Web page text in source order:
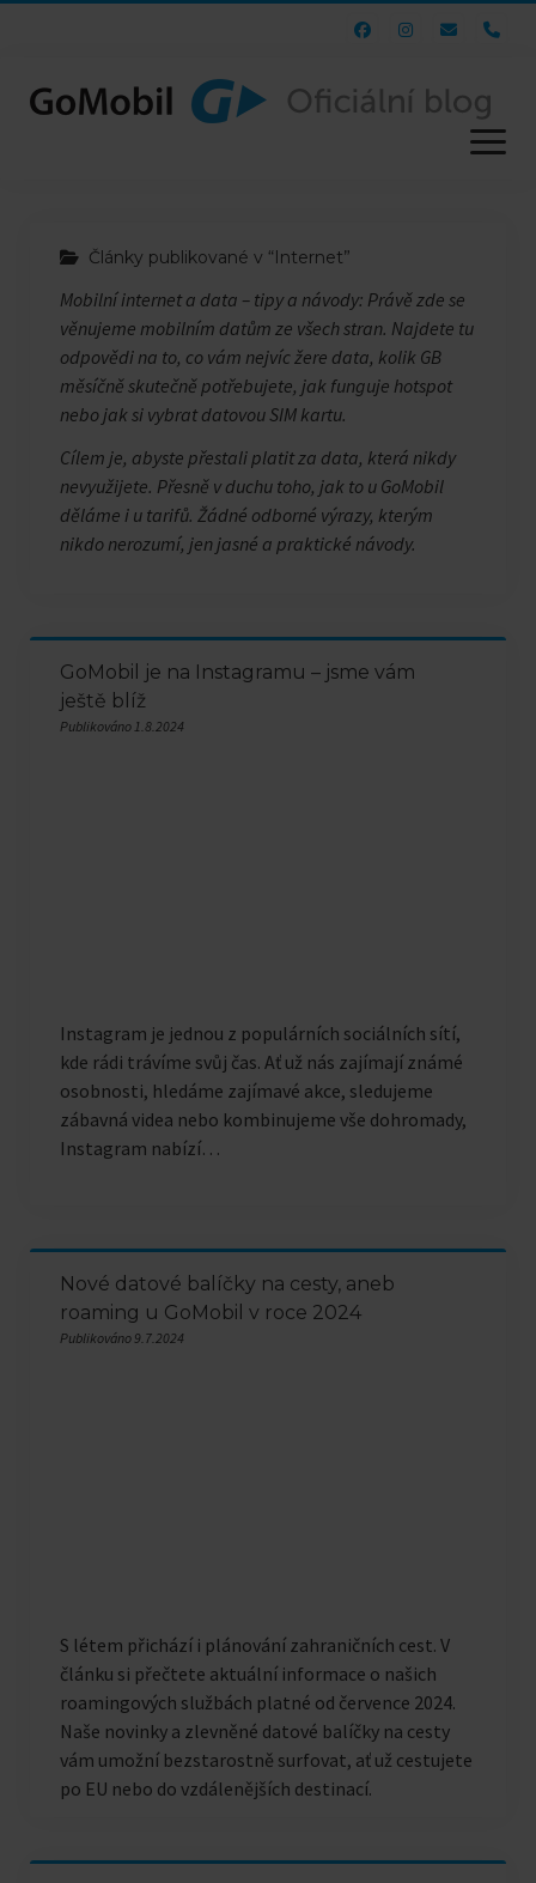
otevřít
menu
web
Články publikované v “Internet”
Mobilní internet a data – tipy a návody: Právě zde se
věnujeme mobilním datům ze všech stran. Najdete tu
odpovědi na to, co vám nejvíc žere data, kolik GB
měsíčně skutečně potřebujete, jak funguje hotspot
nebo jak si vybrat datovou SIM kartu.
Cílem je, abyste přestali platit za data, která nikdy
nevyužijete. Přesně v duchu toho, jak to u GoMobil
děláme i u tarifů. Žádné odborné výrazy, kterým
nikdo nerozumí, jen jasné a praktické návody.
GoMobil je na Instagramu – jsme vám
ještě blíž
Publikováno 1.8.2024
Instagram je jednou z populárních sociálních sítí,
kde rádi trávíme svůj čas. Ať už nás zajímají známé
osobnosti, hledáme zajímavé akce, sledujeme
zábavná videa nebo kombinujeme vše dohromady,
Instagram nabízí…
Nové datové balíčky na cesty, aneb
roaming u GoMobil v roce 2024
Publikováno 9.7.2024
S létem přichází i plánování zahraničních cest. V
článku si přečtete aktuální informace o našich
roamingových službách platné od července 2024.
Naše novinky a zlevněné datové balíčky na cesty
vám umožní bezstarostně surfovat, ať už cestujete
po EU nebo do vzdálenějších destinací.